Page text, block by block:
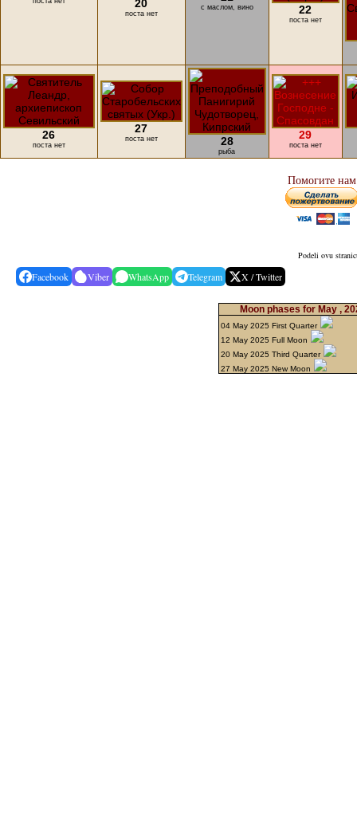
20
поста нет
с маслом, вино 22
поста нет
26
поста нет
27
поста нет 28
рыба
29
поста нет
Помогите нам
Podeli ovu
Facebook Viber WhatsApp Telegram X / Twitter
Moon phases for May ,
04 May 2025 First Quarter
12 May 2025 Full Moon
20 May 2025 Third Quarter
27 May 2025 New Moon